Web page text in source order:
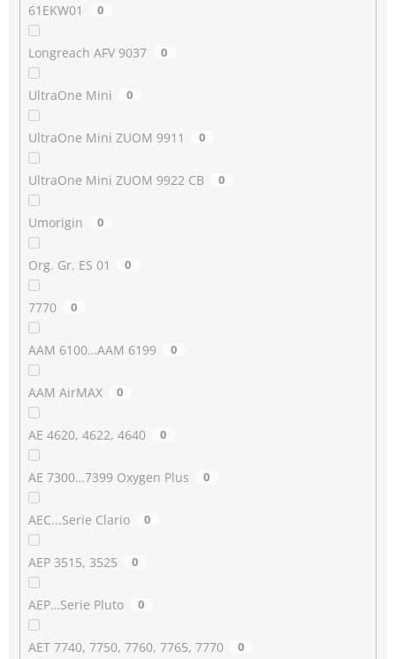
61EKW01 0
Longreach AFV 9037 0
UltraOne Mini 0
UltraOne Mini ZUOM 9911 0
UltraOne Mini ZUOM 9922 CB 0
Umorigin 0
Org. Gr. ES 01 0
7770 0
AAM 6100…AAM 6199 0
AAM AirMAX 0
AE 4620, 4622, 4640 0
AE 7300…7399 Oxygen Plus 0
AEC...Serie Clario 0
AEP 3515, 3525 0
AEP…Serie Pluto 0
AET 7740, 7750, 7760, 7765, 7770 0